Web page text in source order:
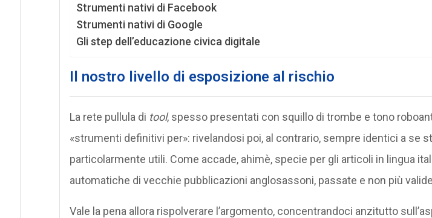
Strumenti nativi di Facebook
Strumenti nativi di Google
Gli step dell’educazione civica digitale
Il nostro livello di esposizione al rischio
La rete pullula di tool, spesso presentati con squillo di trombe e tono
«strumenti definitivi per»: rivelandosi poi, al contrario, sempre identici a se
particolarmente utili. Come accade, ahimè, specie per gli articoli in lingua
automatiche di vecchie pubblicazioni anglosassoni, passate e non più
Vale la pena allora rispolverare l’argomento, concentrandoci anzitutto